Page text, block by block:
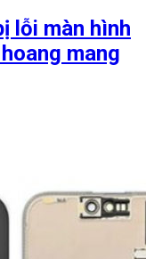
lỗi màn hình
mang